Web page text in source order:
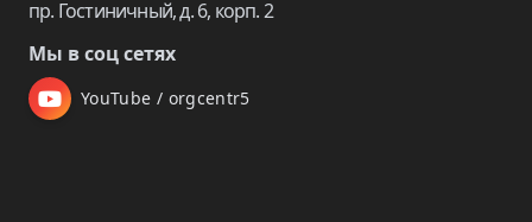
пр. Гостиничный, д. 6, корп. 2
Мы в соц сетях
YouTube / orgcentr5